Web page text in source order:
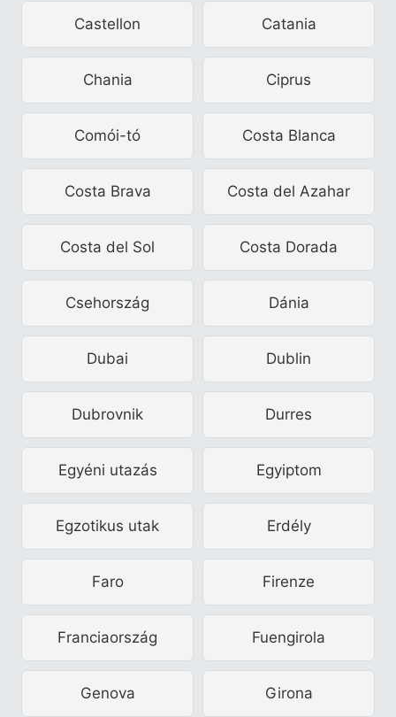
Castellon Catania
Chania Ciprus
Comói-tó Costa Blanca
Costa Brava Costa del Azahar
Costa del Sol Costa Dorada
Csehország Dánia
Dubai Dublin
Dubrovnik Durres
Egyéni utazás Egyiptom
Egzotikus utak Erdély
Faro Firenze
Franciaország Fuengirola
Genova Girona